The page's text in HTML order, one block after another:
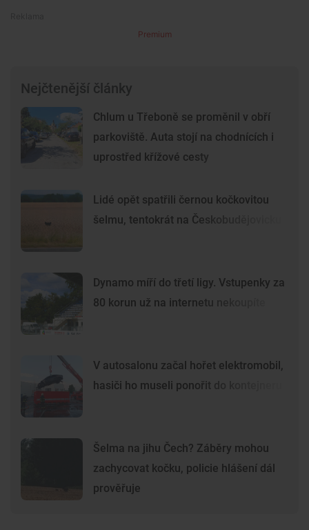
Premium
Nejčtenější články
Chlum u Třeboně se proměnil v obří
parkoviště. Auta stojí na chodnících i
uprostřed křížové cesty
Lidé opět spatřili černou kočkovitou
šelmu, tentokrát na Českobudějovicku
Dynamo míří do třetí ligy. Vstupenky za
80 korun už na internetu nekoupíte
V autosalonu začal hořet elektromobil,
hasiči ho museli ponořit do kontejneru
Šelma na jihu Čech? Záběry mohou
zachycovat kočku, policie hlášení dál
prověřuje